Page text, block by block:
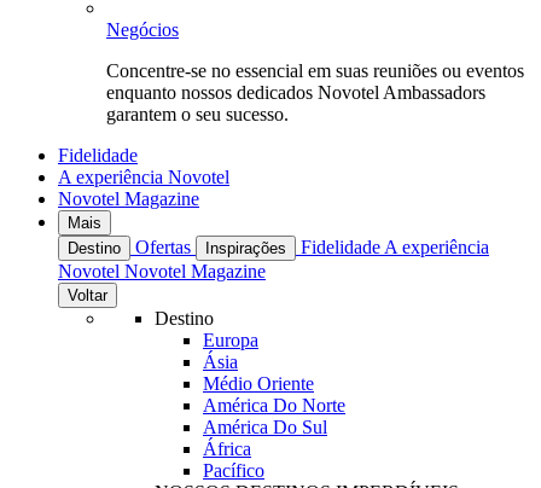
Negócios
Concentre-se no essencial em suas reuniões ou eventos
enquanto nossos dedicados Novotel Ambassadors
garantem o seu sucesso.
Fidelidade
A experiência Novotel
Novotel Magazine
Mais
Destino
Ofertas Inspirações Fidelidade A experiência
Novotel Novotel Magazine
Voltar
Destino
Europa
Ásia
Médio Oriente
América Do Norte
América Do Sul
África
Pacífico